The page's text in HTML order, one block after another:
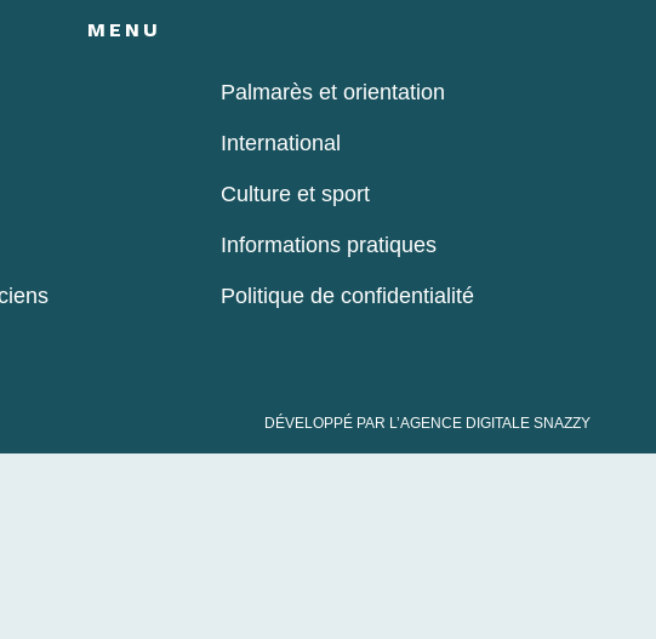
MENU
Palmarès et orientation
International
Culture et sport
Informations pratiques
Politique de confidentialité
DÉVELOPPÉ PAR L’AGENCE DIGITALE SNAZZY